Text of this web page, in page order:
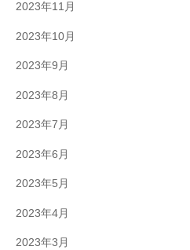
2023年11月
2023年10月
2023年9月
2023年8月
2023年7月
2023年6月
2023年5月
2023年4月
2023年3月